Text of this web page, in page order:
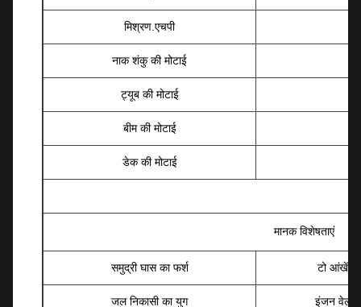
मिश्रण.एचपी
नाक शंकु की मोटाई
ट्यूब की मोटाई
बीम की मोटाई
डेक की मोटाई
मानक विशेषताएं
समुद्री घास का फर्श टो आंखें
जल निकासी का युग इंजन वेल